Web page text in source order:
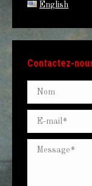
English
Contactez-